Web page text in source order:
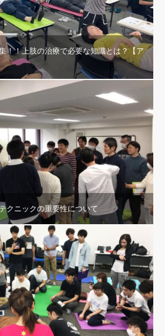
！！上肢の治療で必要な知識とは？【ア
クニックの重要性について